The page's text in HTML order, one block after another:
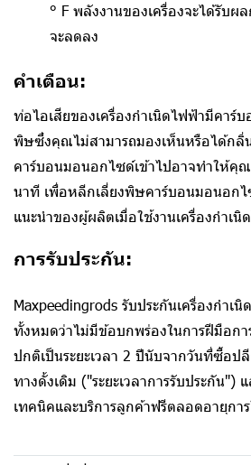
° F พลังงานของเครื่องจะได้รับผ
จะลดลง
คำเตือน:
ท่อไอเสียของเครื่องกำเนิดไฟฟ้ามีคาร์
พิษซึ่งคุณไม่สามารถมองเห็นหรือได้กลิ่น
คาร์บอนมอนอกไซด์เข้าไปอาจทำให้คุ
นาที เพื่อหลีกเลี่ยงพิษคาร์บอนมอนอก
แนะนำของผู้ผลิตเมื่อใช้งานเครื่องกำเนิ
การรับประกัน:
Maxpeedingrods รับประกันเครื่องกำเนิ
ทั้งหมดว่าไม่มีข้อบกพร่องในการฝีมือกา
ปกติเป็นระยะเวลา 2 ปีนับจากวันที่ซื้อป
ทางดั้งเดิม ("ระยะเวลาการรับประกัน")
เทคนิคและบริการลูกค้าฟรีตลอดอายุกา